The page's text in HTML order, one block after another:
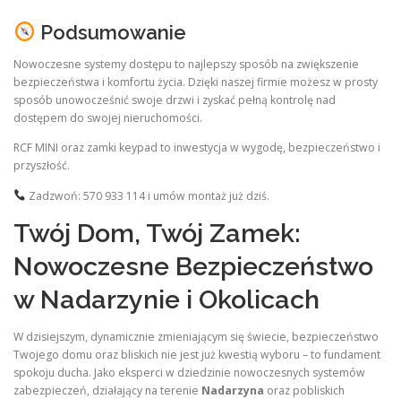
Podsumowanie
Nowoczesne systemy dostępu to najlepszy sposób na zwiększenie
bezpieczeństwa i komfortu życia. Dzięki naszej firmie możesz w prosty
sposób unowocześnić swoje drzwi i zyskać pełną kontrolę nad
dostępem do swojej nieruchomości.
RCF MINI oraz zamki keypad to inwestycja w wygodę, bezpieczeństwo i
przyszłość.
Zadzwoń: 570 933 114 i umów montaż już dziś.
Twój Dom, Twój Zamek:
Nowoczesne Bezpieczeństwo
w Nadarzynie i Okolicach
W dzisiejszym, dynamicznie zmieniającym się świecie, bezpieczeństwo
Twojego domu oraz bliskich nie jest już kwestią wyboru – to fundament
spokoju ducha. Jako eksperci w dziedzinie nowoczesnych systemów
zabezpieczeń, działający na terenie Nadarzyna oraz pobliskich